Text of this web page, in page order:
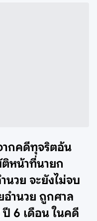
ากคดีทุจริตอ้น
หน้าที่นายก
นวย จะยังไม่จบ
อำนวย ถูกศาล
6 เดือน ในคดี